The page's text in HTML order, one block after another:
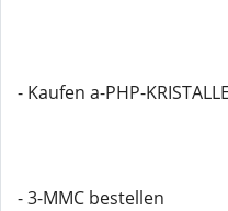
- Kaufen a-PHP-KRISTALLE
- 3-MMC bestellen